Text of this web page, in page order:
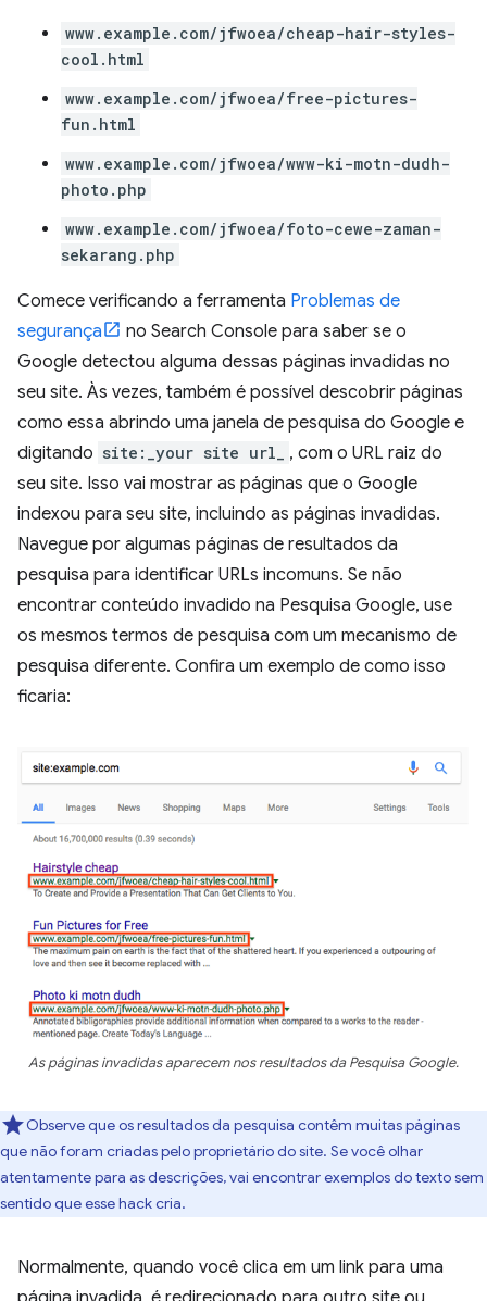
www.example.com/jfwoea/cheap-hair-styles-
cool.html
www.example.com/jfwoea/free-pictures-
fun.html
www.example.com/jfwoea/www-ki-motn-dudh-
photo.php
www.example.com/jfwoea/foto-cewe-zaman-
sekarang.php
Comece verificando a ferramenta Problemas de
segurança
no Search Console para saber se o
Google detectou alguma dessas páginas invadidas no
seu site. Às vezes, também é possível descobrir páginas
como essa abrindo uma janela de pesquisa do Google e
digitando site:_your site url_
, com o URL raiz do
seu site. Isso vai mostrar as páginas que o Google
indexou para seu site, incluindo as páginas invadidas.
Navegue por algumas páginas de resultados da
pesquisa para identificar URLs incomuns. Se não
encontrar conteúdo invadido na Pesquisa Google, use
os mesmos termos de pesquisa com um mecanismo de
pesquisa diferente. Confira um exemplo de como isso
ficaria:
As páginas invadidas aparecem nos resultados da Pesquisa Google.
Observe que os resultados da pesquisa contêm muitas páginas
que não foram criadas pelo proprietário do site. Se você olhar
atentamente para as descrições, vai encontrar exemplos do texto sem
sentido que esse hack cria.
Normalmente, quando você clica em um link para uma